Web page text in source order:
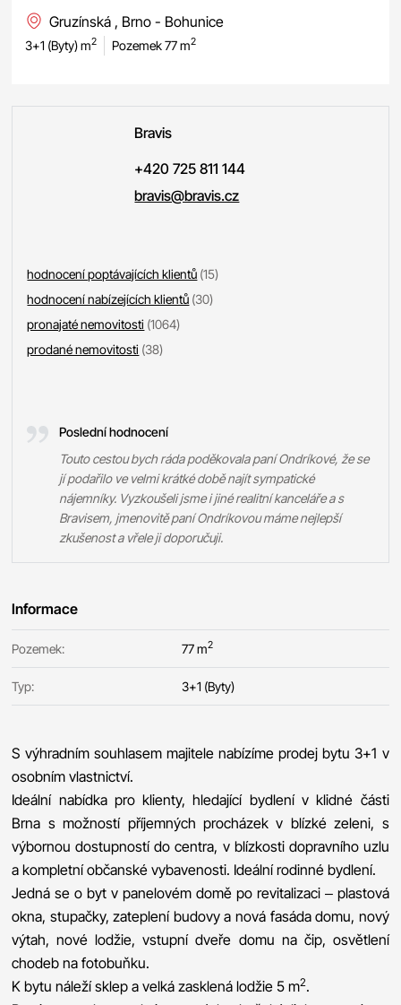
Gruzínská , Brno - Bohunice
3+1 (Byty) m2 Pozemek 77 m2
Bravis
+420 725 811 144
bravis@bravis.cz
hodnocení poptávajících klientů (15)
hodnocení nabízejících klientů (30)
pronajaté nemovitosti (1064)
prodané nemovitosti (38)
Poslední hodnocení
Touto cestou bych ráda poděkovala paní Ondríkové, že se
jí podařilo ve velmi krátké době najít sympatické
nájemníky. Vyzkoušeli jsme i jiné realitní kanceláře a s
Bravisem, jmenovitě paní Ondríkovou máme nejlepší
zkušenost a vřele ji doporučuji.
Informace
Pozemek: 77 m2
Typ: 3+1 (Byty)
S výhradním souhlasem majitele nabízíme prodej bytu 3+1 v
osobním vlastnictví.
Ideální nabídka pro klienty, hledající bydlení v klidné části
Brna s možností příjemných procházek v blízké zeleni, s
výbornou dostupností do centra, v blízkosti dopravního uzlu
a kompletní občanské vybavenosti. Ideální rodinné bydlení.
Jedná se o byt v panelovém domě po revitalizaci – plastová
okna, stupačky, zateplení budovy a nová fasáda domu, nový
výtah, nové lodžie, vstupní dveře domu na čip, osvětlení
chodeb na fotobuňku.
K bytu náleží sklep a velká zasklená lodžie 5 m2.